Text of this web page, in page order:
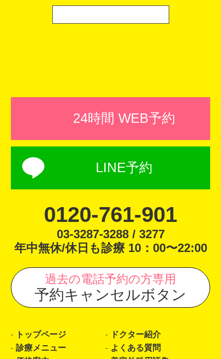
24時間 WEB予約
LINE予約
0120-761-901
03-3287-3288 / 3277
年中無休/休日も診療 10：00〜22:00
過去の電話予約の方専用
予約キャンセルボタン
トップページ
ドクター紹介
診療メニュー
よくある質問